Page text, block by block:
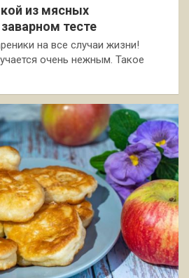
из мясных
тесте
на все случаи жизни!
очень нежным. Такое